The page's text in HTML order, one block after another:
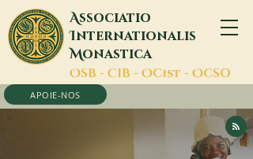
Associatio
Internationalis
Monastica
OSB - CIB - OCist - OCSO
APOIE-NOS